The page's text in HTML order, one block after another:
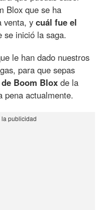
Blox que se ha
venta, ycuál fue el
se inició la saga.
le han dado nuestros
para que sepas
Boom Blox de la
pena actualmente.